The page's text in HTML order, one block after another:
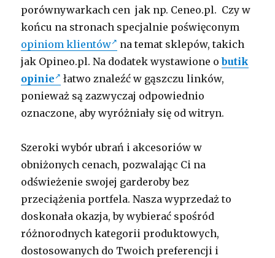
porównywarkach cen jak np. Ceneo.pl. Czy w
końcu na stronach specjalnie poświęconym
opiniom klientów
na temat sklepów, takich
jak Opineo.pl. Na dodatek wystawione obutik
opinie
łatwo znaleźć w gąszczu linków,
ponieważ są zazwyczaj odpowiednio
oznaczone, aby wyróżniały się od witryn.
Szeroki wybór ubrań i akcesoriów w
obniżonych cenach, pozwalając Ci na
odświeżenie swojej garderoby bez
przeciążenia portfela. Nasza wyprzedaż to
doskonała okazja, by wybierać spośród
różnorodnych kategorii produktowych,
dostosowanych do Twoich preferencji i